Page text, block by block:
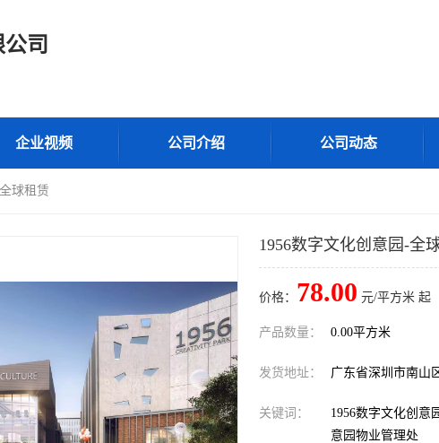
司
企业视频 公司介绍 公司动态
球租赁
1956数字文化创意园-全
价格： 78.00 元/平方米 起
产品数量： 0.00平方米
发货地址： 广东省深圳市南山
关键词：
1956数字文化创意
意园物业管理处